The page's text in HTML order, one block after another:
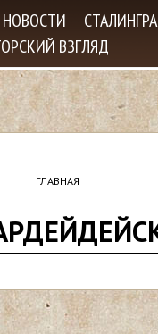
Jump to navigation
НОВОСТИ
ВЗГЛЯД
ГЛАВНАЯ